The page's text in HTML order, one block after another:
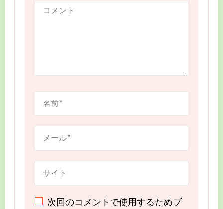
次回のコメントで使用するためブ